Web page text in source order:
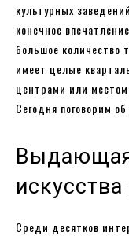
культурных
конечное
большое количество
имеет целые
центрами или
Сегодня поговорим
Среди десятков